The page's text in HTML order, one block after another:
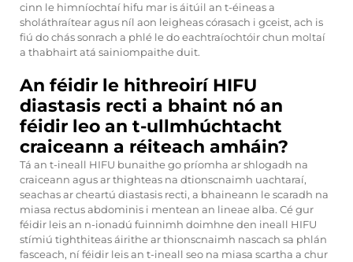
cinn le himníochtaí hifu mar is áitúil an t-éineas a
sholáthraítear agus níl aon leigheas córasach i gceist, ach is
fiú do chás sonrach a phlé le do eachtraíochtóir chun moltaí
a thabhairt atá sainiompaithe duit.
An féidir le hithreoirí HIFU
diastasis recti a bhaint nó an
féidir leo an t-ullmhúchtacht
craiceann a réiteach amháin?
Tá an t-ineall HIFU bunaithe go príomha ar shlogadh na
craiceann agus ar thighteas na dtionscnaimh uachtaraí,
seachas ar cheartú diastasis recti, a bhaineann le scaradh na
miasa rectus abdominis i mentean an lineae alba. Cé gur
féidir leis an n-ionadú fuinnimh doimhne den ineall HIFU
stímiú tighthiteas áirithe ar thionscnaimh nascach sa phlán
fasceach, ní féidir leis an t-ineall seo na miasa scartha a chur